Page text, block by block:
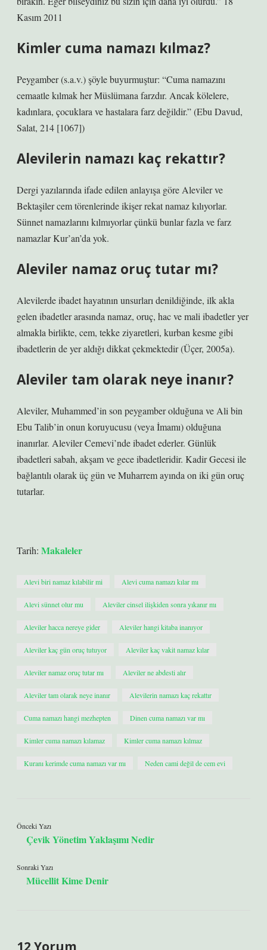
Kasım 2011
Kimler cuma namazı kılmaz?
Peygamber (s.a.v.) şöyle buyurmuştur: “Cuma namazını
cemaatle kılmak her Müslümana farzdır. Ancak kölelere,
kadınlara, çocuklara ve hastalara farz değildir.” (Ebu Davud,
Salat, 214 [1067])
Alevilerin namazı kaç rekattır?
Dergi yazılarında ifade edilen anlayışa göre Aleviler ve
Bektaşiler cem törenlerinde ikişer rekat namaz kılıyorlar.
Sünnet namazlarını kılmıyorlar çünkü bunlar fazla ve farz
namazlar Kur’an’da yok.
Aleviler namaz oruç tutar mı?
Alevilerde ibadet hayatının unsurları denildiğinde, ilk akla
gelen ibadetler arasında namaz, oruç, hac ve mali ibadetler yer
almakla birlikte, cem, tekke ziyaretleri, kurban kesme gibi
ibadetlerin de yer aldığı dikkat çekmektedir (Üçer, 2005a).
Aleviler tam olarak neye inanır?
Aleviler, Muhammed’in son peygamber olduğuna ve Ali bin
Ebu Talib’in onun koruyucusu (veya İmamı) olduğuna
inanırlar. Aleviler Cemevi’nde ibadet ederler. Günlük
ibadetleri sabah, akşam ve gece ibadetleridir. Kadir Gecesi ile
bağlantılı olarak üç gün ve Muharrem ayında on iki gün oruç
tutarlar.
Tarih: Makaleler
Alevi biri namaz kılabilir mi Alevi cuma namazı kılar mı
Alevi sünnet olur mu Aleviler cinsel ilişkiden sonra yıkanır mı
Aleviler hacca nereye gider Aleviler hangi kitaba inanıyor
Aleviler kaç gün oruç tutuyor Aleviler kaç vakit namaz kılar
Aleviler namaz oruç tutar mı Aleviler ne abdesti alır
Aleviler tam olarak neye inanır Alevilerin namazı kaç rekattır
Cuma namazı hangi mezhepten Dinen cuma namazı var mı
Kimler cuma namazı kılamaz Kimler cuma namazı kılmaz
Kuranı kerimde cuma namazı var mı Neden cami değil de cem evi
Önceki Yazı
Çevik Yönetim Yaklaşımı Nedir
Sonraki Yazı
Mücellit Kime Denir
12 Yorum